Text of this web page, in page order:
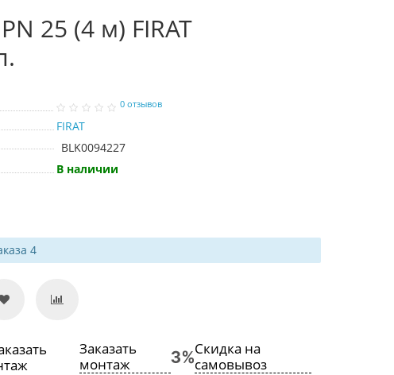
25 (4 м) FIRAT
0 отзывов
FIRAT
BLK0094227
В наличии
4
Заказать
монтаж
Скидка на
самовывоз